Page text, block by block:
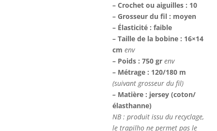
– Crochet ou aiguilles : 10
– Grosseur du fil : moyen
– Élasticité : faible
– Taille de la bobine : 16×14
cmenv
– Poids : 750 grenv
– Métrage : 120/180 m
(suivant grosseur du fil)
– Matière : jersey(coton/
élasthanne)
NB : produit issu du recyclage,
le trapilho ne permet pas le